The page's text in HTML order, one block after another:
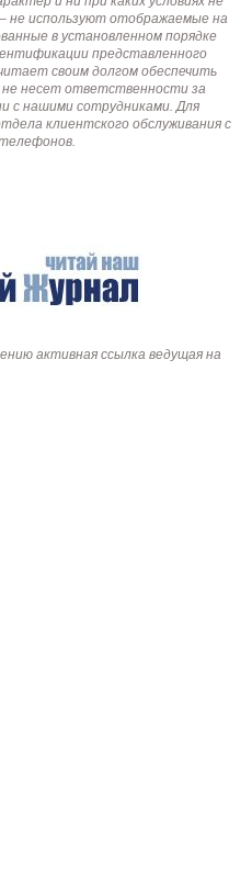
не используют отображаемые на
в установленном порядке
представленного
своим долгом обеспечить
несет ответственности за
с нашими сотрудниками. Для
клиентского обслуживания с
активная ссылка ведущая на